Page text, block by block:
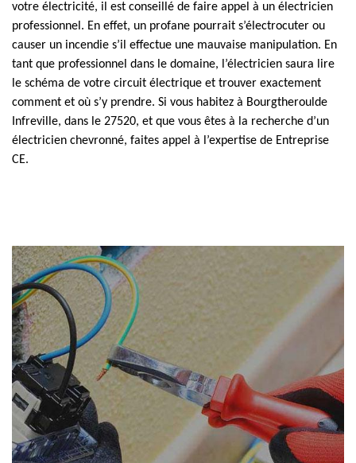
votre électricité, il est conseillé de faire appel à un électricien
professionnel. En effet, un profane pourrait s’électrocuter ou
causer un incendie s’il effectue une mauvaise manipulation. En
tant que professionnel dans le domaine, l’électricien saura lire
le schéma de votre circuit électrique et trouver exactement
comment et où s’y prendre. Si vous habitez à Bourgtheroulde
Infreville, dans le 27520, et que vous êtes à la recherche d’un
électricien chevronné, faites appel à l’expertise de Entreprise
CE.